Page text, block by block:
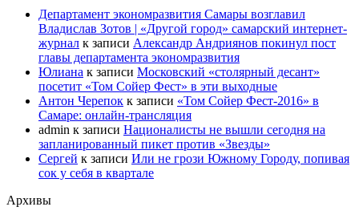
Департамент экономразвития Самары возглавил
Владислав Зотов | «Другой город» самарский интернет-
журнал к записи Александр Андриянов покинул пост
главы департамента экономразвития
Юлиана к записи Московский «столярный десант»
посетит «Том Сойер Фест» в эти выходные
Антон Черепок к записи «Том Сойер Фест-2016» в
Самаре: онлайн-трансляция
admin к записи Националисты не вышли сегодня на
запланированный пикет против «Звезды»
Сергей к записи Или не грози Южному Городу, попивая
сок у себя в квартале
Архивы